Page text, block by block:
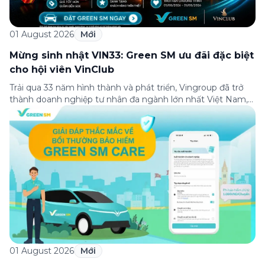
01 August 2026 Mới
Mừng sinh nhật VIN33: Green SM ưu đãi đặc biệt
cho hội viên VinClub
Trải qua 33 năm hình thành và phát triển, Vingroup đã trở
thành doanh nghiệp tư nhân đa ngành lớn nhất Việt Nam,
lọt Top 30 doanh nghiệp lớn nhất Đông Nam Á theo bảng
xếp hạng của Tạp chí Fortune (Mỹ). Nhân kỷ niệm 33 năm
thành lập (8/8/1993 đến 8/8/2026), Green SM trân […]
01 August 2026 Mới